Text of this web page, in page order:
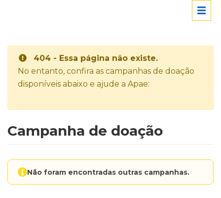
404 - Essa página não existe.
No entanto, confira as campanhas de doação
disponíveis abaixo e ajude a Apae:
Campanha de doação
Não foram encontradas outras campanhas.